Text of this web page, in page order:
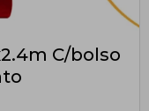
C/bolso